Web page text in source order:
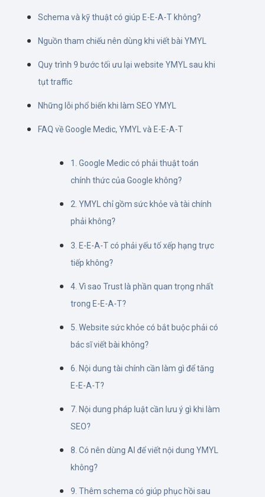
Schema và kỹ thuật có giúp E-E-A-T không?
Nguồn tham chiếu nên dùng khi viết bài YMYL
Quy trình 9 bước tối ưu lại website YMYL sau khi
tụt traffic
Những lỗi phổ biến khi làm SEO YMYL
FAQ về Google Medic, YMYL và E-E-A-T
1. Google Medic có phải thuật toán
chính thức của Google không?
2. YMYL chỉ gồm sức khỏe và tài chính
phải không?
3. E-E-A-T có phải yếu tố xếp hạng trực
tiếp không?
4. Vì sao Trust là phần quan trọng nhất
trong E-E-A-T?
5. Website sức khỏe có bắt buộc phải có
bác sĩ viết bài không?
6. Nội dung tài chính cần làm gì để tăng
E-E-A-T?
7. Nội dung pháp luật cần lưu ý gì khi làm
SEO?
8. Có nên dùng AI để viết nội dung YMYL
không?
9. Thêm schema có giúp phục hồi sau